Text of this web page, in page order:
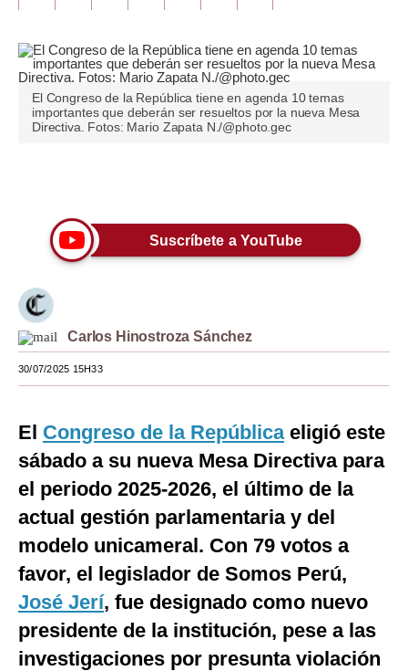
Tendencias
Lujo
Viajes
Mundo
México
España
Internacional
Tecnología
Club del Suscriptor
Mix
G de Gestión
Notas Contratadas
Podcast
Gestión TV
El Congreso de la República tiene en agenda 10 temas
importantes que deberán ser resueltos por la nueva Mesa
Directiva. Fotos: Mario Zapata N./@photo.gec
Suscríbete a YouTube
Carlos Hinostroza Sánchez
30/07/2025 15H33
El Congreso de la Repúblicaeligió este
sábado a su nueva Mesa Directiva para
el periodo 2025-2026, el último de la
actual gestión parlamentaria y del
modelo unicameral. Con 79 votos a
favor, el legislador de Somos Perú,
José Jerí, fue designado como nuevo
presidente de la institución, pese a las
investigaciones por presunta violación